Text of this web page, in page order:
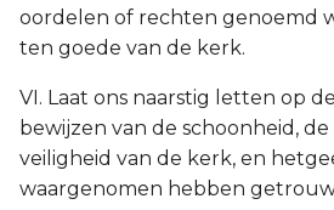
oordelen of rechten genoemd
ten goede van de kerk.
VI. Laat ons naarstig letten op
bewijzen van de schoonheid,
veiligheid van de kerk, en
waargenomen hebben